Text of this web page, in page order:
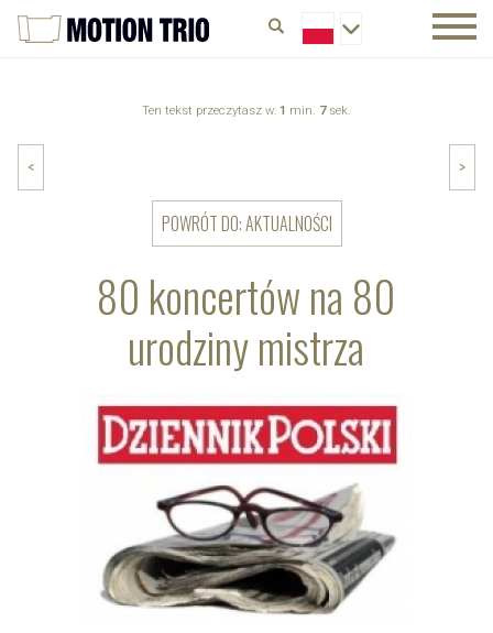
Ten tekst przeczytasz w: 1 min. 7sek.
80 koncertów na 80
urodziny mistrza
< >
POWRÓT DO: AKTUALNOŚCI